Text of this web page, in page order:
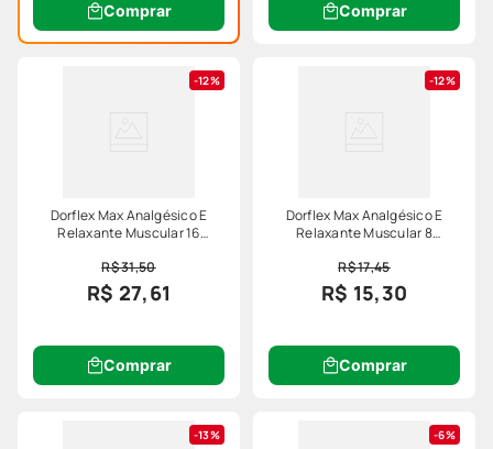
Comprar Comprar
12%
Dorflex Max Analgésico E
Relaxante Muscular 16
R$ 31,50
R$ 27,61
Comprar
12%
Dorflex Max Analgésico E
Relaxante Muscular 8
R$ 17,45
R$ 15,30
Comprar
13% 6%